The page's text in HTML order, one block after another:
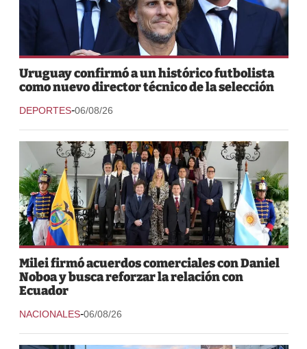
Uruguay confirmó a un histórico futbolista
como nuevo director técnico de la selección
DEPORTES-06/08/26
Milei firmó acuerdos comerciales con Daniel
Noboa y busca reforzar la relación con
Ecuador
NACIONALES-06/08/26